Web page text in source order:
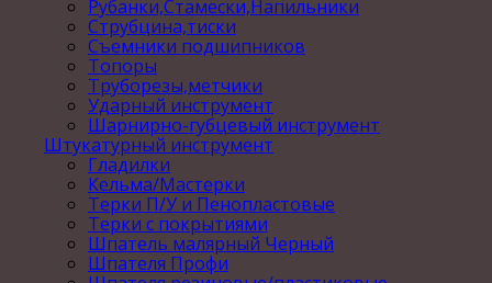
Рубанки,Стамески,Напильники
Струбцина,тиски
Съемники подшипников
Топоры
Труборезы,метчики
Ударный инструмент
Шарнирно-губцевый инструмент
Штукатурный инструмент
Гладилки
Кельма/Мастерки
Терки П/У и Пенопластовые
Терки с покрытиями
Шпатель малярный Черный
Шпателя Профи